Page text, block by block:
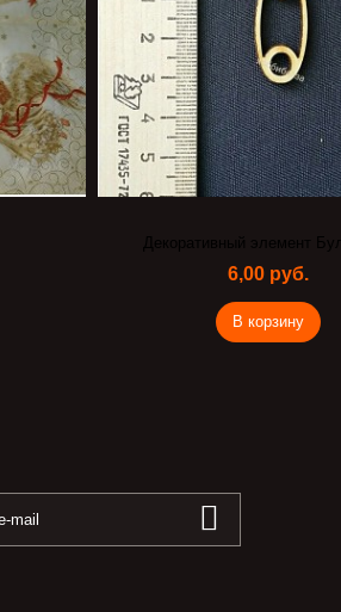
Декоративный элемент
6,00 руб.
В корзину